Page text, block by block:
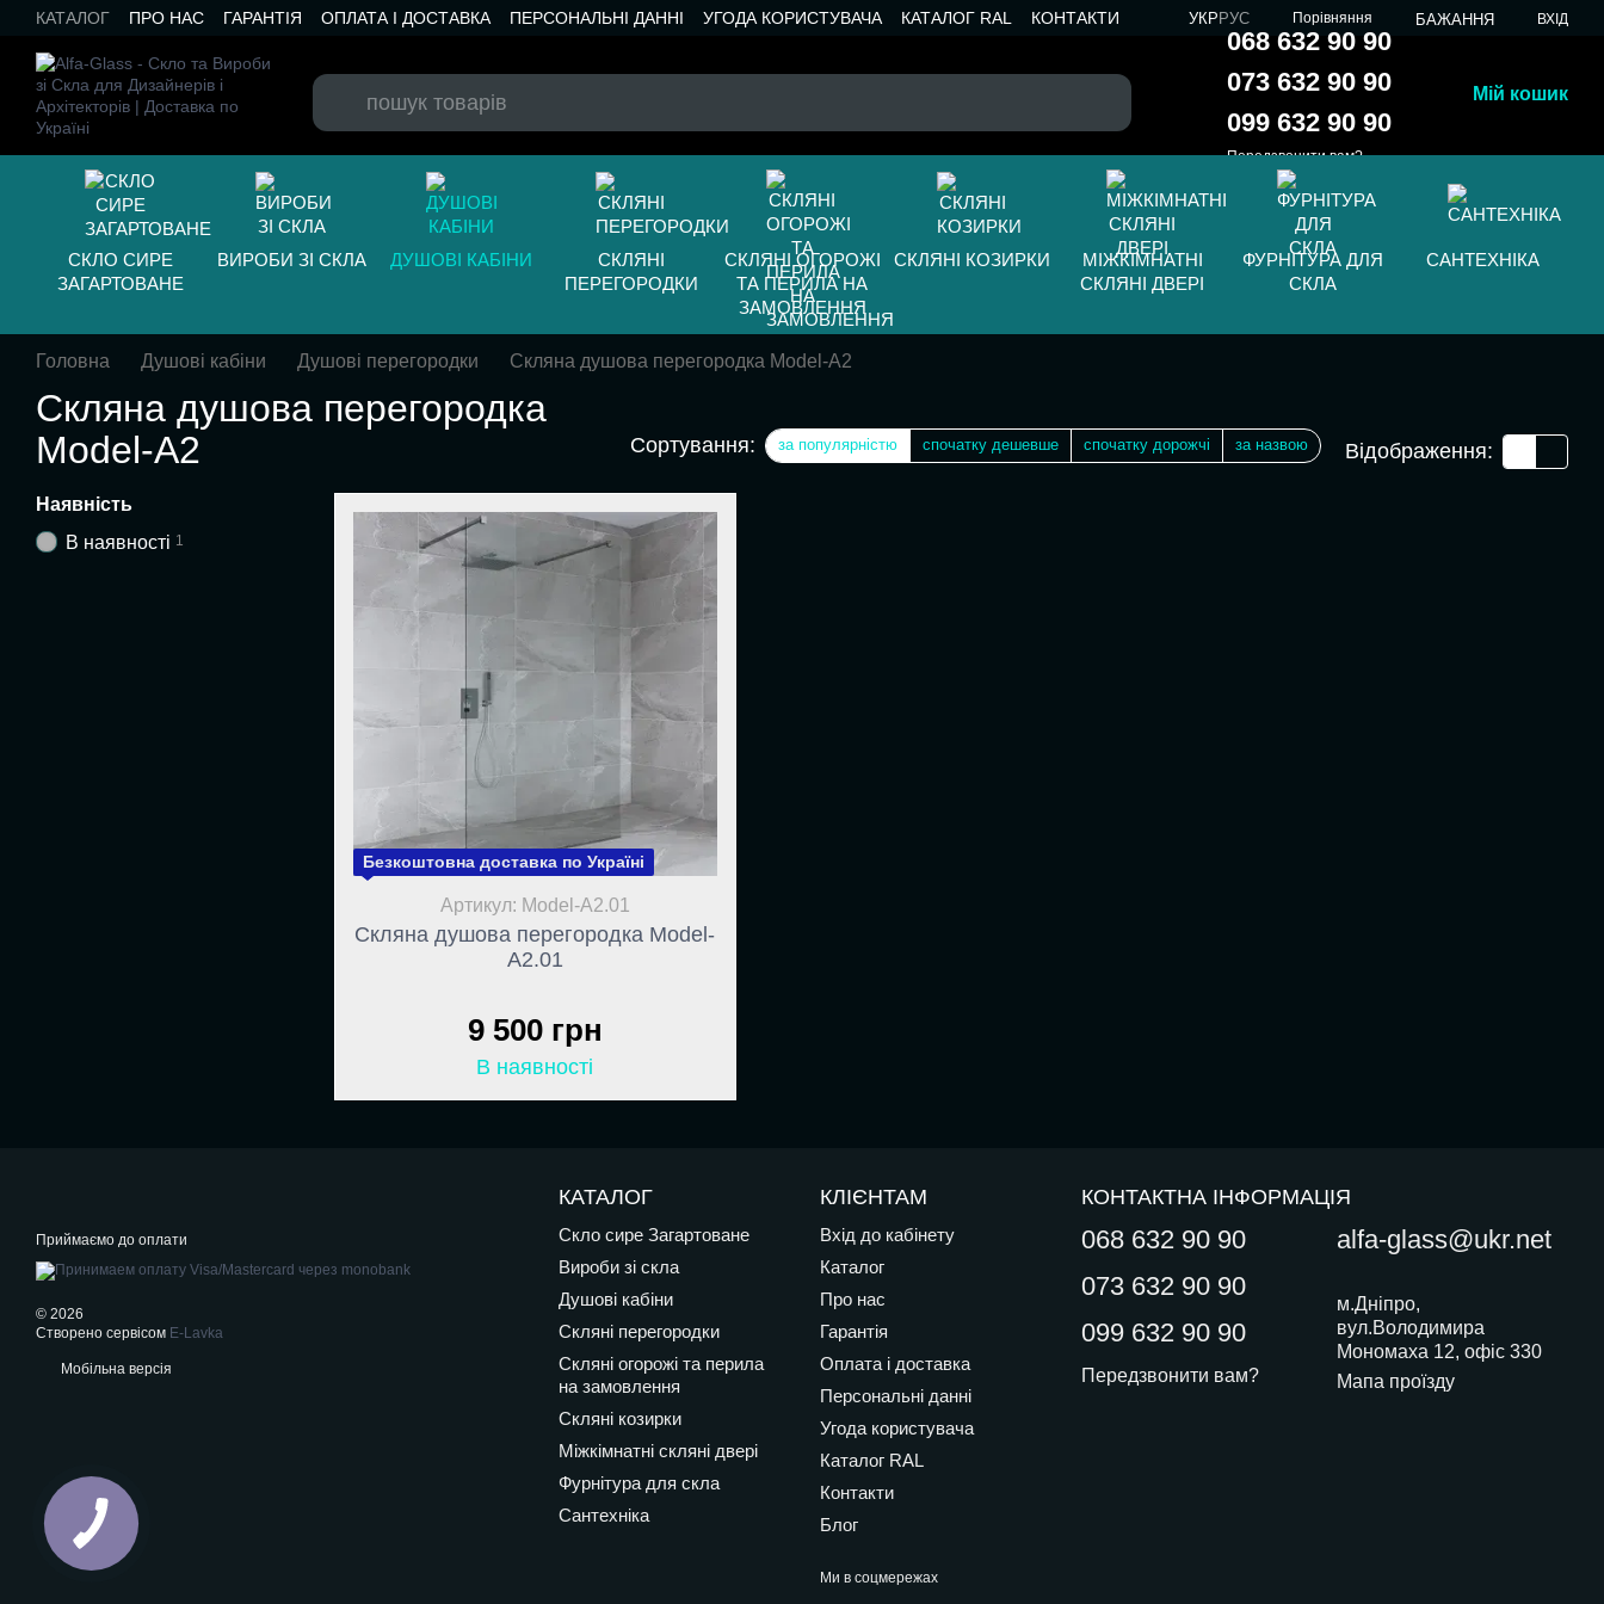
Перейти до основного контенту
КАТАЛОГ ПРО НАС ГАРАНТІЯ ОПЛАТА І ДОСТАВКА ПЕРСОНАЛЬНІ ДАННІ УГОДА КОРИСТУВАЧА КАТАЛОГ RAL
КОНТАКТИ
УКРРУС Порівняння БАЖАННЯ ВХІД
068 632 90 90
073 632 90 90
099 632 90 90
Передзвонити вам?
Мій кошик
СКЛО СИРЕ
ЗАГАРТОВАНЕ
ВИРОБИ ЗІ СКЛА ДУШОВІ КАБІНИ
СКЛЯНІ
ПЕРЕГОРОДКИ
СКЛЯНІ ОГОРОЖІ
ТА ПЕРИЛА НА
ЗАМОВЛЕННЯ
СКЛЯНІ КОЗИРКИ
МІЖКІМНАТНІ
СКЛЯНІ ДВЕРІ
ФУРНІТУРА ДЛЯ
СКЛА
САНТЕХНІКА
Головна Душові кабіни Душові перегородки Скляна душова перегородка Model-A2
Скляна душова перегородка
Model-A2
Сортування: за популярністю спочатку дешевше спочатку дорожчі за назвою Відображення:
Безкоштовна доставка по Україні
Артикул: Model-A2.01
Скляна душова перегородка Model-
A2.01
9 500 грн
В наявності
Наявність
В наявності 1
Приймаємо до оплати
© 2026
Створено сервісом E-Lavka
Мобільна версія
КАТАЛОГ
Скло сире Загартоване
Вироби зі скла
Душові кабіни
Скляні перегородки
Скляні огорожі та перила
на замовлення
Скляні козирки
Міжкімнатні скляні двері
Фурнітура для скла
Сантехніка
КЛІЄНТАМ
Вхід до кабінету
Каталог
Про нас
Гарантія
Оплата і доставка
Персональні данні
Угода користувача
Каталог RAL
Контакти
Блог
Ми в соцмережах
КОНТАКТНА ІНФОРМАЦІЯ
068 632 90 90
073 632 90 90
099 632 90 90
Передзвонити вам?
alfa-glass@ukr.net
м.Дніпро,
вул.Володимира
Мономаха 12, офіс 330
Мапа проїзду